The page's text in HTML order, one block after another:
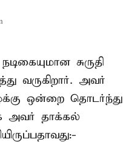
சுருதி
வருகிறார். அவர்
ஒன்றை தொடர்ந்து
அவர் தாக்கல்